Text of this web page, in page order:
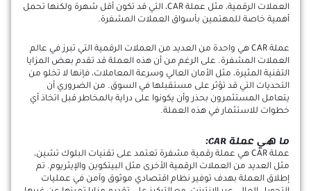
العملات الرقمية، مثل عملة CAR، التي قد تكون أقل شهرة ولكنها تحمل
أهمية خاصة للمهتمين بأسواق العملات المشفرة.
عملة CAR هي واحدة من العديد من العملات الرقمية التي تبرز في عالم
العملات المشفرة. على الرغم من أن هذه العملة قد تقدم بعض المزايا
التقنية المثيرة، مثل الأمان العالي وسرعة المعاملات، فإنها لا تخلو من
التحديات التي قد تؤثر على مستقبلها في السوق. من الضروري أن
يتعامل المستثمرون بحذر وأن يكونوا على دراية بالمخاطر قبل اتخاذ أي
خطوات للاستثمار في هذه العملة.
ما هي عملة CAR:
عملة CAR هي عملة رقمية مشفرة تعتمد على تقنيات البلوك تشين،
مثل العديد من العملات الرقمية الأخرى مثل البيتكوين والإيثريوم. تم
إطلاق العملة بهدف توفير نظام اقتصادي موثوق وآمن في عمليات